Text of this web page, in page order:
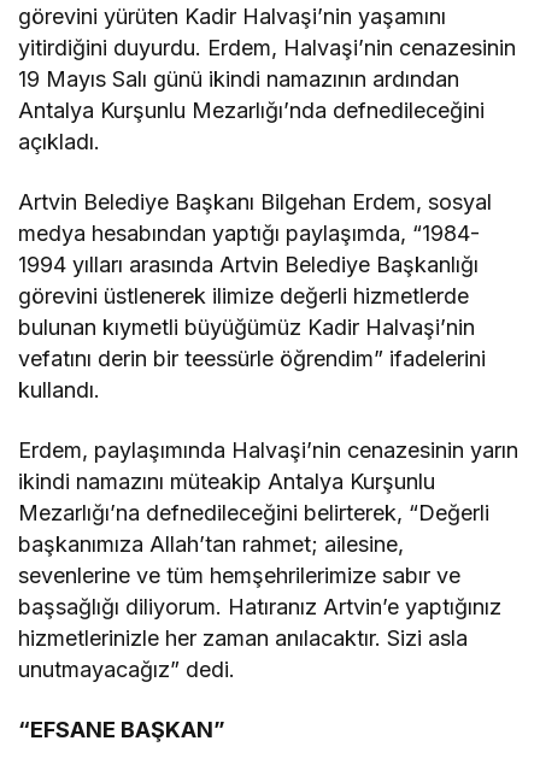
görevini yürüten Kadir Halvaşi’nin yaşamını
yitirdiğini duyurdu. Erdem, Halvaşi’nin cenazesinin
19 Mayıs Salı günü ikindi namazının ardından
Antalya Kurşunlu Mezarlığı’nda defnedileceğini
açıkladı.
Artvin Belediye Başkanı Bilgehan Erdem, sosyal
medya hesabından yaptığı paylaşımda, “1984-
1994 yılları arasında Artvin Belediye Başkanlığı
görevini üstlenerek ilimize değerli hizmetlerde
bulunan kıymetli büyüğümüz Kadir Halvaşi’nin
vefatını derin bir teessürle öğrendim” ifadelerini
kullandı.
Erdem, paylaşımında Halvaşi’nin cenazesinin yarın
ikindi namazını müteakip Antalya Kurşunlu
Mezarlığı’na defnedileceğini belirterek, “Değerli
başkanımıza Allah’tan rahmet; ailesine,
sevenlerine ve tüm hemşehrilerimize sabır ve
başsağlığı diliyorum. Hatıranız Artvin’e yaptığınız
hizmetlerinizle her zaman anılacaktır. Sizi asla
unutmayacağız” dedi.
“EFSANE BAŞKAN”